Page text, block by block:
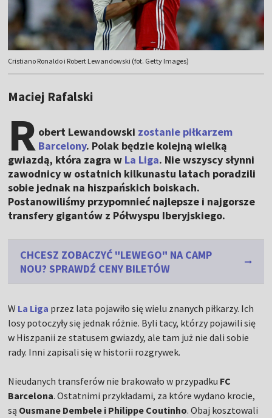
Cristiano Ronaldo i Robert Lewandowski (fot. Getty Images)
Maciej Rafalski
R obert Lewandowski zostanie piłkarzem
Barcelony. Polak będzie kolejną wielką
gwiazdą, która zagra w La Liga. Nie wszyscy słynni
zawodnicy w ostatnich kilkunastu latach poradzili
sobie jednak na hiszpańskich boiskach.
Postanowiliśmy przypomnieć najlepsze i najgorsze
transfery gigantów z Półwyspu Iberyjskiego.
CHCESZ ZOBACZYĆ "LEWEGO" NA CAMP
NOU? SPRAWDŹ CENY BILETÓW
W La Liga przez lata pojawiło się wielu znanych piłkarzy. Ich
losy potoczyły się jednak różnie. Byli tacy, którzy pojawili się
w Hiszpanii ze statusem gwiazdy, ale tam już nie dali sobie
rady. Inni zapisali się w historii rozgrywek.
Nieudanych transferów nie brakowało w przypadku FC
Barcelona. Ostatnimi przykładami, za które wydano krocie,
są Ousmane Dembele i Philippe Coutinho. Obaj kosztowali